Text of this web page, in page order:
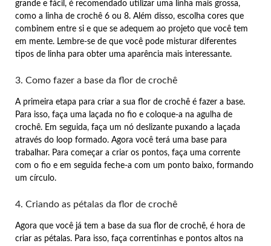
grande e fácil, é recomendado utilizar uma linha mais grossa,
como a linha de crochê 6 ou 8. Além disso, escolha cores que
combinem entre si e que se adequem ao projeto que você tem
em mente. Lembre-se de que você pode misturar diferentes
tipos de linha para obter uma aparência mais interessante.
3. Como fazer a base da flor de crochê
A primeira etapa para criar a sua flor de crochê é fazer a base.
Para isso, faça uma laçada no fio e coloque-a na agulha de
crochê. Em seguida, faça um nó deslizante puxando a laçada
através do loop formado. Agora você terá uma base para
trabalhar. Para começar a criar os pontos, faça uma corrente
com o fio e em seguida feche-a com um ponto baixo, formando
um círculo.
4. Criando as pétalas da flor de crochê
Agora que você já tem a base da sua flor de crochê, é hora de
criar as pétalas. Para isso, faça correntinhas e pontos altos na